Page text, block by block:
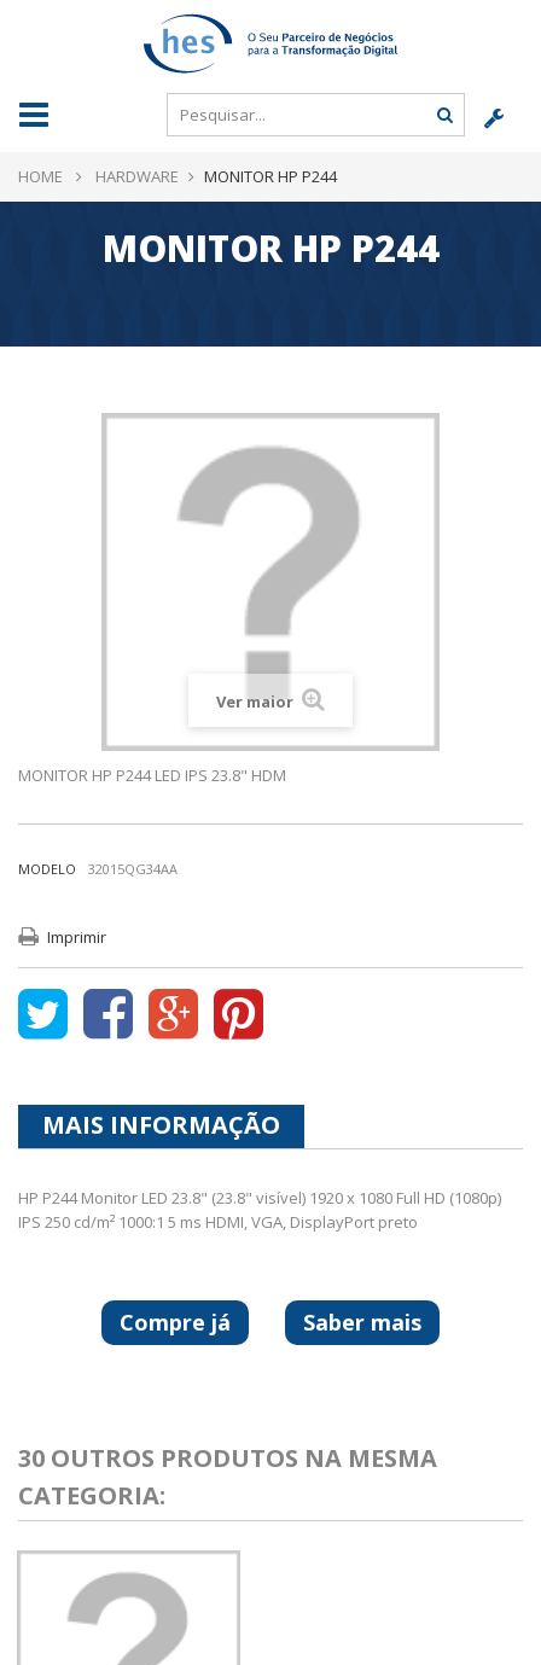
HOME HARDWARE MONITOR HP P244
MONITOR HP P244
Ver maior
MONITOR HP P244 LED IPS 23.8" HDM
MODELO 32015QG34AA
Imprimir
MAIS INFORMAÇÃO
HP P244 Monitor LED 23.8" (23.8" visível) 1920 x 1080 Full HD (1080p)
IPS 250 cd/m² 1000:1 5 ms HDMI, VGA, DisplayPort preto
Saber mais
Compre já
30 OUTROS PRODUTOS NA MESMA
CATEGORIA: